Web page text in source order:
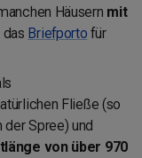
Häusern mit
Briefporto für
Fließe (so
Spree) und
von über 970